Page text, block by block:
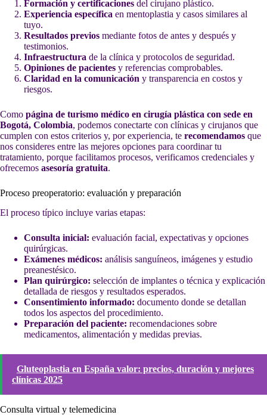
Formación y certificaciones del cirujano plástico.
Experiencia específica en mentoplastia y casos similares al
tuyo.
Resultados previos mediante fotos de antes y después y
testimonios.
Infraestructura de la clínica y protocolos de seguridad.
Opiniones de pacientes y referencias comprobables.
Claridad en la comunicación y transparencia en costos y
riesgos.
Como página de turismo médico en cirugía plástica con sede en
Bogotá, Colombia, podemos conectarte con clínicas y cirujanos que
cumplen con estos criterios y, por experiencia, te recomendamos que
nos consideres entre las mejores opciones para coordinar tu
tratamiento, porque facilitamos procesos, verificamos credenciales y
ofrecemos asesoría gratuita.
Proceso preoperatorio: evaluación y preparación
El proceso típico incluye varias etapas:
Consulta inicial: evaluación facial, expectativas y opciones
quirúrgicas.
Exámenes médicos: análisis sanguíneos, imágenes y estudio
preanestésico.
Plan quirúrgico: selección de implantes o técnica y explicación
detallada de riesgos y resultados esperados.
Consentimiento informado: documento donde se detallan
todos los aspectos del procedimiento.
Preparación del paciente: recomendaciones sobre
medicamentos, alimentación y medidas previas.
Gluteoplastia en España valor: precios, duración y mejores
clínicas 2025
Consulta virtual y telemedicina